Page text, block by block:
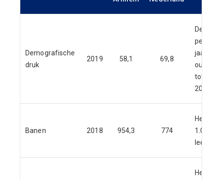
Demografische
druk
2019 58,1 69,8
De som
jaar en
ouder
tot de
20 tot
Banen 2018 954,3 774
Het
1.000
leeftijd
Het